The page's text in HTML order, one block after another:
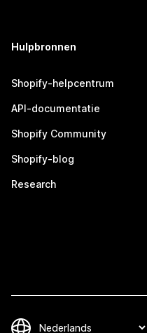
Hulpbronnen
Shopify-helpcentrum
API-documentatie
Shopify Community
Shopify-blog
Research